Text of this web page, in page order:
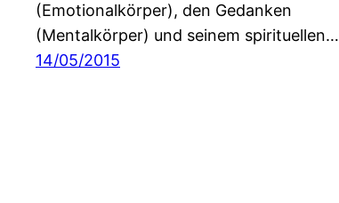
(Emotionalkörper), den Gedanken
(Mentalkörper) und seinem spirituellen…
14/05/2015